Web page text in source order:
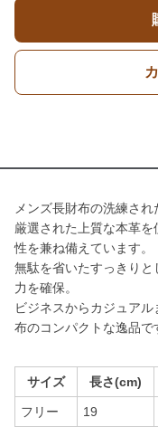
メンズ長財布の洗練さ
厳選された上質な本革
性を兼ね備えています。
無駄を省いたすっきり
力を確保。
ビジネスからカジュア
布のコンパクトな逸品で
サイズ 長さ(cm)
フリー 19